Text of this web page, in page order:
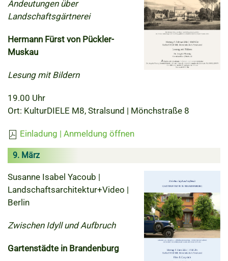
Andeutungen über
Landschaftsgärtnerei
Hermann Fürst von Pückler-
Muskau
Lesung mit Bildern
19.00 Uhr
Ort: KulturDIELE M8, Stralsund | Mönchstraße 8
Einladung | Anmeldung öffnen
9. März
Susanne Isabel Yacoub |
Landschaftsarchitektur+Video |
Berlin
Zwischen Idyll und Aufbruch
Gartenstädte in Brandenburg